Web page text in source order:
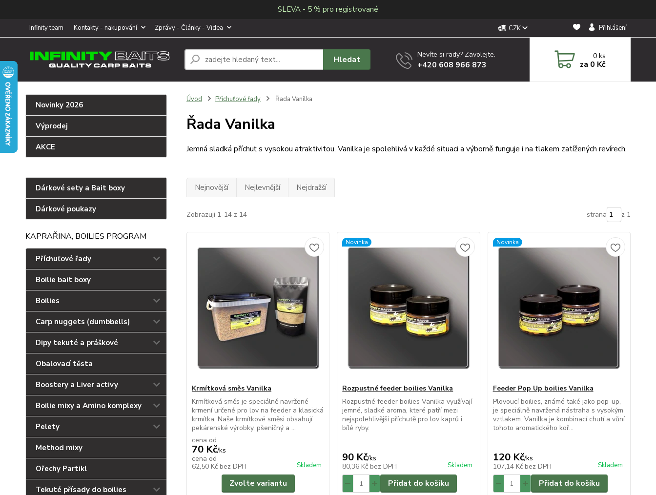
SLEVA - 5 % pro registrované
Infinity team Kontakty - nakupování Zprávy - Články - Videa CZK Přihlášení
Hledat Nevíte si rady? Zavolejte.
+420 608 966 873
0ks
za 0 Kč
Novinky 2026
Výprodej
AKCE
Dárkové sety a Bait boxy
Dárkové poukazy
KAPRAŘINA, BOILIES PROGRAM
Příchuťové řady
Boilie bait boxy
Boilies
Carp nuggets (dumbbells)
Dipy tekuté a práškové
Obalovací těsta
Boostery a Liver activy
Boilie mixy a Amino komplexy
Pelety
Method mixy
Ořechy Partikl
Tekuté přísady do boilies
Úvod Příchuťové řady Řada Vanilka
Řada Vanilka
Jemná sladká příchuť s vysokou atraktivitou. Vanilka je spolehlivá v každé situaci a výborně funguje i na tlakem zatížených revírech.
Nejnovější Nejlevnější Nejdražší
Zobrazuji 1-14 z 14 strana z 1
Krmítková směs Vanilka
Krmítková směs je speciálně navržené
krmení určené pro lov na feeder a klasická
krmítka. Naše krmítkové směsi obsahují
pekárenské výrobky, pšeničný a ...
cena od
70 Kč/ks
cena od
62,50 Kč bez DPH Skladem
Zvolte variantu
Novinka
Rozpustné feeder boilies Vanilka
Rozpustné feeder boilies Vanilka využívají
jemné, sladké aroma, které patří mezi
nejspolehlivější příchutě pro lov kaprů i
bílé ryby.
90 Kč/ks
80,36 Kč bez DPH Skladem
Přidat do košíku
Novinka
Feeder Pop Up boilies Vanilka
Plovoucí boilies, známé také jako pop-up,
je speciálně navržená nástraha s vysokým
vztlakem. Vanilka je kombinací chutí a vůní
tohoto aromatického koř...
120 Kč/ks
107,14 Kč bez DPH Skladem
Přidat do košíku